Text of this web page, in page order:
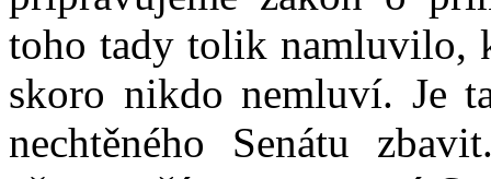
toho tady tolik namluvilo,
skoro nikdo nemluví. Je
nechtěného Senátu